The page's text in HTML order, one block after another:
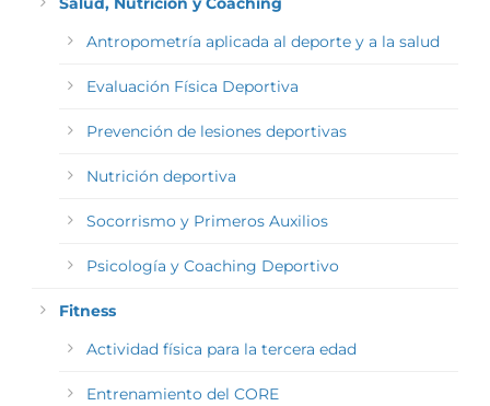
Antropometría aplicada al deporte y a la salud
Evaluación Física Deportiva
Prevención de lesiones deportivas
Nutrición deportiva
Socorrismo y Primeros Auxilios
Psicología y Coaching Deportivo
Fitness
Actividad física para la tercera edad
Entrenamiento del CORE